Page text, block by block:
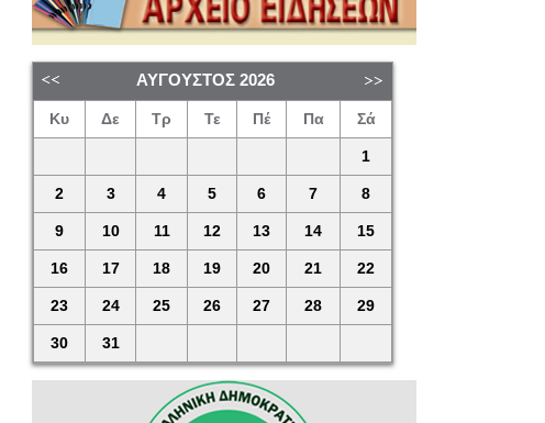
ΑΎΓΟΥΣΤΟΣ 2026
Κυ Δε Τρ Τε Πέ Πα Σά
1
2 3 4 5 6 7 8
9 10 11 12 13 14 15
16 17 18 19 20 21 22
23 24 25 26 27 28 29
30 31